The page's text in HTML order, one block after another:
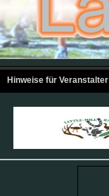
Hinweise für Veranstalter